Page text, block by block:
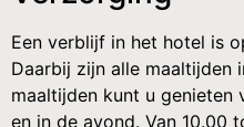
Een verblijf in het hotel is
Daarbij zijn alle maaltijden
maaltijden kunt u genieten
en in de avond. Van 10.00